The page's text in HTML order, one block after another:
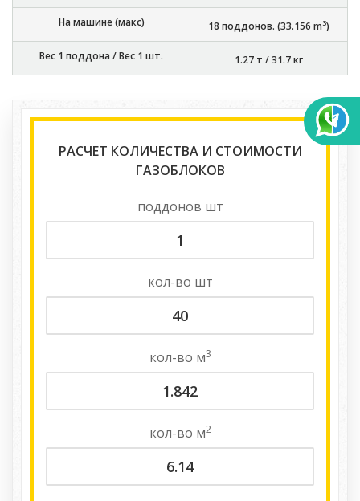
На машине (макс) 18 поддонов. (33.156 m3)
Вес 1 поддона / Вес 1 шт. 1.27 т /31.7 кг
РАСЧЕТ КОЛИЧЕСТВА И СТОИМОСТИ
ГАЗОБЛОКОВ
поддонов шт
кол-во шт
кол-во м3
кол-во м2